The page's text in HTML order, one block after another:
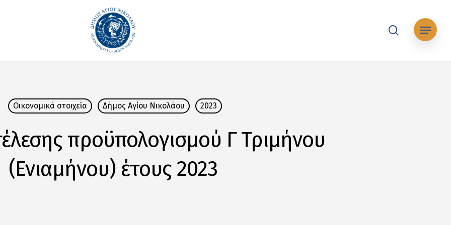
Μενού
Οικονομικά στοιχεία Δήμος Αγίου Νικολάου 2023
προϋπολογισμού Γ΄ Τριμήνου
(Ενιαμήνου) έτους 2023